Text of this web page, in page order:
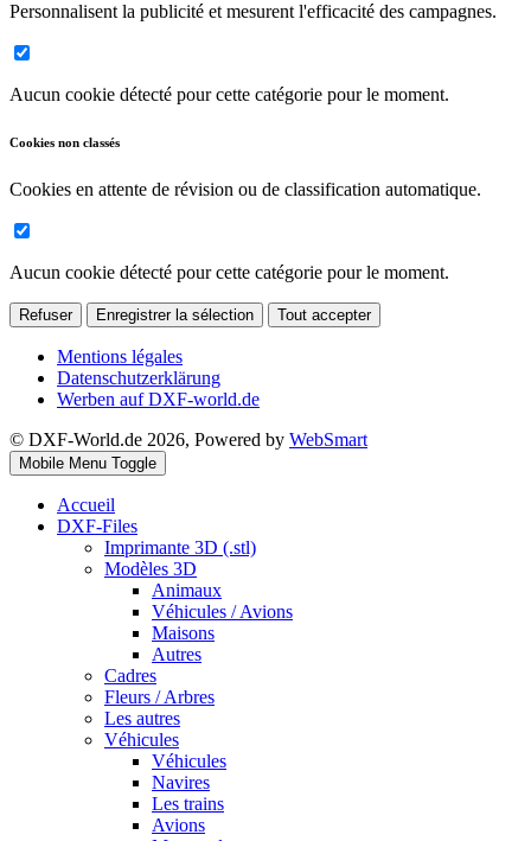
Personnalisent la publicité et mesurent l'efficacité des campagnes.
Aucun cookie détecté pour cette catégorie pour le moment.
Cookies non classés
Cookies en attente de révision ou de classification automatique.
Aucun cookie détecté pour cette catégorie pour le moment.
Refuser Enregistrer la sélection Tout accepter
Mentions légales
Datenschutzerklärung
Werben auf DXF-world.de
© DXF-World.de 2026, Powered by WebSmart
Mobile Menu Toggle
Accueil
DXF-Files
Imprimante 3D (.stl)
Modèles 3D
Animaux
Véhicules / Avions
Maisons
Autres
Cadres
Fleurs / Arbres
Les autres
Véhicules
Véhicules
Navires
Les trains
Avions